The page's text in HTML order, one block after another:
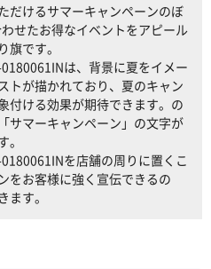
だけるサマーキャンペーンのぼ
せたお得なイベントをアピール
旗です。
は、背景に夏をイメー
トが描かれており、夏のキャン
付ける効果が期待できます。の
サマーキャンペーン」の文字が
を店舗の周りに置くこ
をお客様に強く宣伝できるの
す。